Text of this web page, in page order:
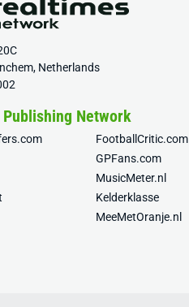
Netherlands
Network
FootballCritic.com
GPFans.com
MusicMeter.nl
Kelderklasse
MeeMetOranje.nl